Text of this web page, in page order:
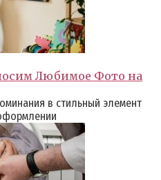
Любимое Фото на
в стильный элемент